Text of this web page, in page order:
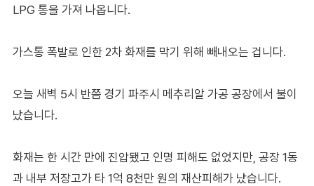
LPG 통을 가져 나옵니다.
가스통 폭발로 인한 2차 화재를 막기 위해 빼내오는 겁니다.
오늘 새벽 5시 반쯤 경기 파주시 메추리알 가공 공장에서 불이
났습니다.
화재는 한 시간 만에 진압됐고 인명 피해도 없었지만, 공장 1동
과 내부 저장고가 타 1억 8천만 원의 재산피해가 났습니다.